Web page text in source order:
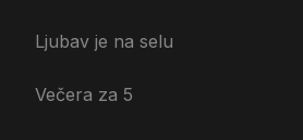
Ljubav je na selu
Večera za 5